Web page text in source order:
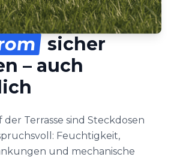
sicher
– auch
Terrasse sind Steckdosen
Feuchtigkeit,
und mechanische